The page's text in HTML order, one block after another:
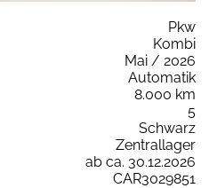
Pkw
Kombi
Mai / 2026
Automatik
8.000 km
5
Schwarz
Zentrallager
ab ca. 30.12.2026
CAR3029851